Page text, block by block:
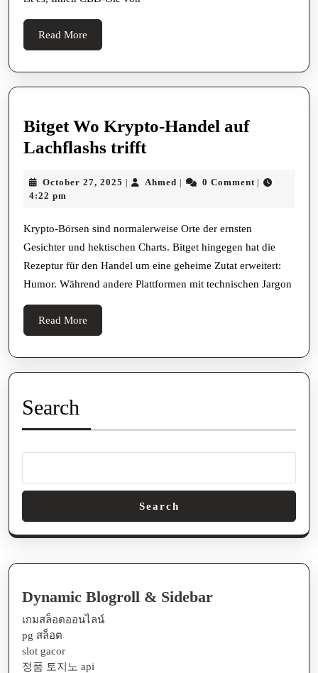
Read More
More
Bitget Wo Krypto-Handel auf
Lachflashs trifftBitget
Krypto-
auf
Lachflashs
trifft
October 27, 2025 October
| Ahmed Ahmed
| 0 Comment |
4:22 pm
Krypto-Börsen sind normalerweise Orte der ernsten
Gesichter und hektischen Charts. Bitget hingegen hat die
Rezeptur für den Handel um eine geheime Zutat erweitert:
Humor. Während andere Plattformen mit technischen Jargon
Read More
More
Search
Search
Dynamic Blogroll & Sidebar
เกมสล็อตออนไลน์
pg สล็อต
slot gacor
정품 토지노 api